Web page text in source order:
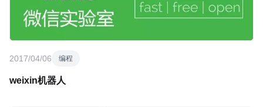
2017/04/06 编程
weixin机器人